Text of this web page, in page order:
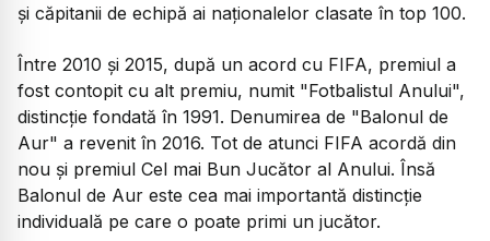
și căpitanii de echipă ai naționalelor clasate în top 100.
Între 2010 și 2015, după un acord cu FIFA, premiul a
fost contopit cu alt premiu, numit "Fotbalistul Anului",
distincție fondată în 1991. Denumirea de "Balonul de
Aur" a revenit în 2016. Tot de atunci FIFA acordă din
nou și premiul Cel mai Bun Jucător al Anului. Însă
Balonul de Aur este cea mai importantă distincție
individuală pe care o poate primi un jucător.